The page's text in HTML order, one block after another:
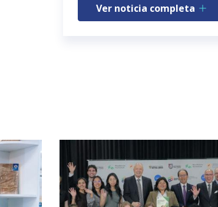
Ver noticia completa